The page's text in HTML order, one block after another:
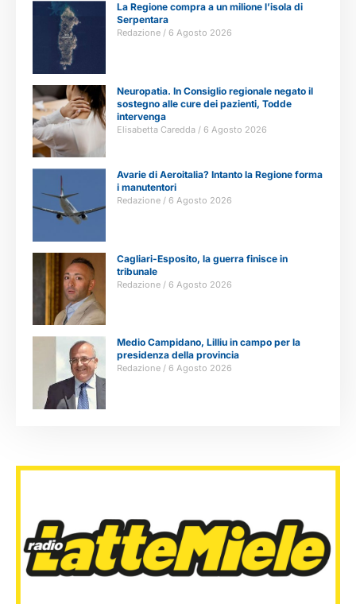
La Regione compra a un milione l’isola di
Serpentara
Redazione 6 Agosto 2026
Neuropatia. In Consiglio regionale negato il
sostegno alle cure dei pazienti, Todde
intervenga
Elisabetta Caredda 6 Agosto 2026
Avarie di Aeroitalia? Intanto la Regione forma
i manutentori
Redazione 6 Agosto 2026
Cagliari-Esposito, la guerra finisce in
tribunale
Redazione 6 Agosto 2026
Medio Campidano, Lilliu in campo per la
presidenza della provincia
Redazione 6 Agosto 2026